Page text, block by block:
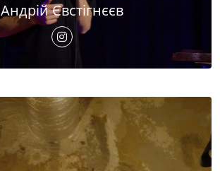
Андрій Євстігнєєв